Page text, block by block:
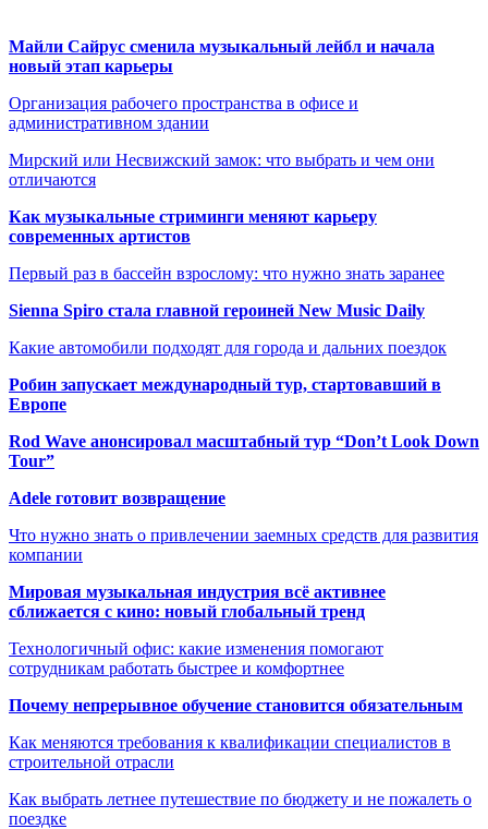
Майли Сайрус сменила музыкальный лейбл и начала
новый этап карьеры
Организация рабочего пространства в офисе и
административном здании
Мирский или Несвижский замок: что выбрать и чем они
отличаются
Как музыкальные стриминги меняют карьеру
современных артистов
Первый раз в бассейн взрослому: что нужно знать заранее
Sienna Spiro стала главной героиней New Music Daily
Какие автомобили подходят для города и дальних поездок
Робин запускает международный тур, стартовавший в
Европе
Rod Wave анонсировал масштабный тур “Don’t Look Down
Tour”
Adele готовит возвращение
Что нужно знать о привлечении заемных средств для развития
компании
Мировая музыкальная индустрия всё активнее
сближается с кино: новый глобальный тренд
Технологичный офис: какие изменения помогают
сотрудникам работать быстрее и комфортнее
Почему непрерывное обучение становится обязательным
Как меняются требования к квалификации специалистов в
строительной отрасли
Как выбрать летнее путешествие по бюджету и не пожалеть о
поездке